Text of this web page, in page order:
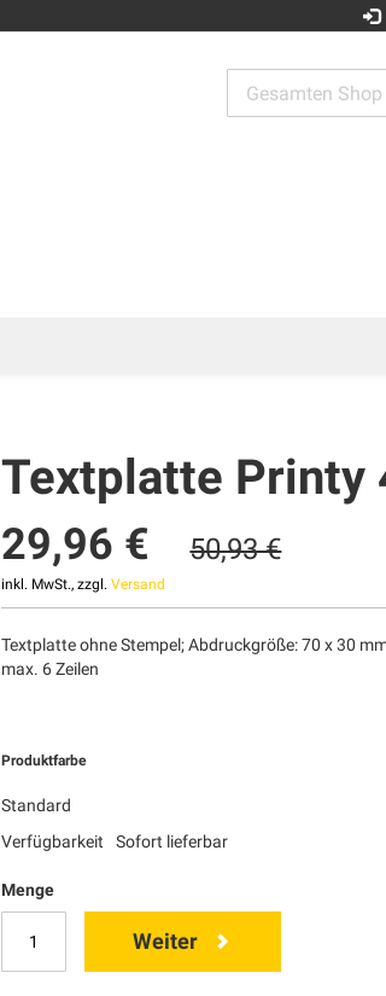
Search
Textplatte Printy
29,96 €
inkl. MwSt., zzgl.Versand
50,93 €
Textplatte ohne Stempel; Abdruckgröße: 70 x 30
max. 6 Zeilen
Produktfarbe
Standard
Verfügbarkeit
Sofort lieferbar
Menge
Weiter